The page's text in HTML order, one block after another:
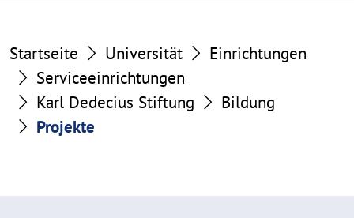
Projekte
Startseite Universität
Einrichtungen
Serviceeinrichtungen
Karl Dedecius Stiftung
Bildung
Projekte